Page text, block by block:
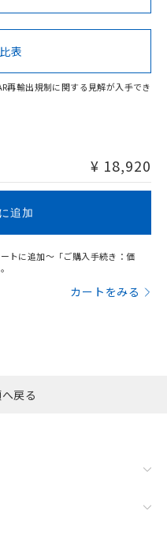
Cd Cr(VI)
性があります。
格認証/適合状況ページへ
ージからご検索ください
表
再輸出規制に関する見解が入手でき
¥ 18,920
追加
トに追加～「ご購入手続き：価
カートをみる
戻る